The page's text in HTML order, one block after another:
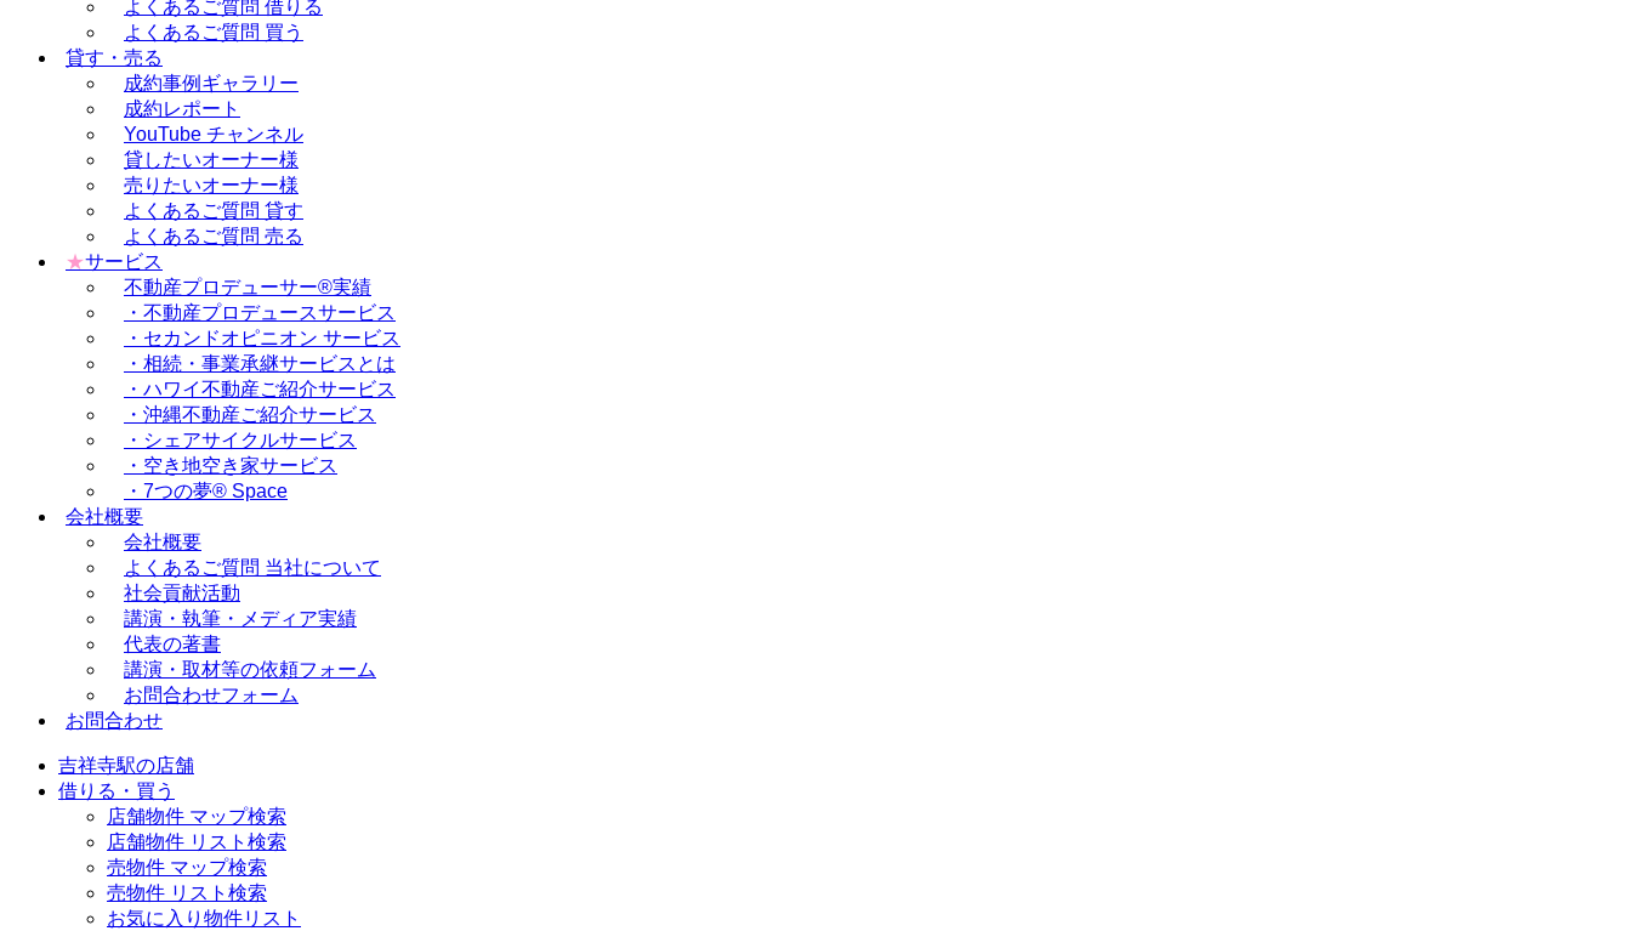
よくあるご質問 借りる
よくあるご質問 買う
貸す・売る
成約事例ギャラリー
成約レポート
YouTube チャンネル
貸したいオーナー様
売りたいオーナー様
よくあるご質問 貸す
よくあるご質問 売る
★サービス
不動産プロデューサー®実績
・不動産プロデュースサービス
・セカンドオピニオン サービス
・相続・事業承継サービスとは
・ハワイ不動産ご紹介サービス
・沖縄不動産ご紹介サービス
・シェアサイクルサービス
・空き地空き家サービス
・7つの夢® Space
会社概要
会社概要
よくあるご質問 当社について
社会貢献活動
講演・執筆・メディア実績
代表の著書
講演・取材等の依頼フォーム
お問合わせフォーム
お問合わせ
吉祥寺駅の店舗
借りる・買う
店舗物件 マップ検索
店舗物件 リスト検索
売物件 マップ検索
売物件 リスト検索
お気に入り物件リスト